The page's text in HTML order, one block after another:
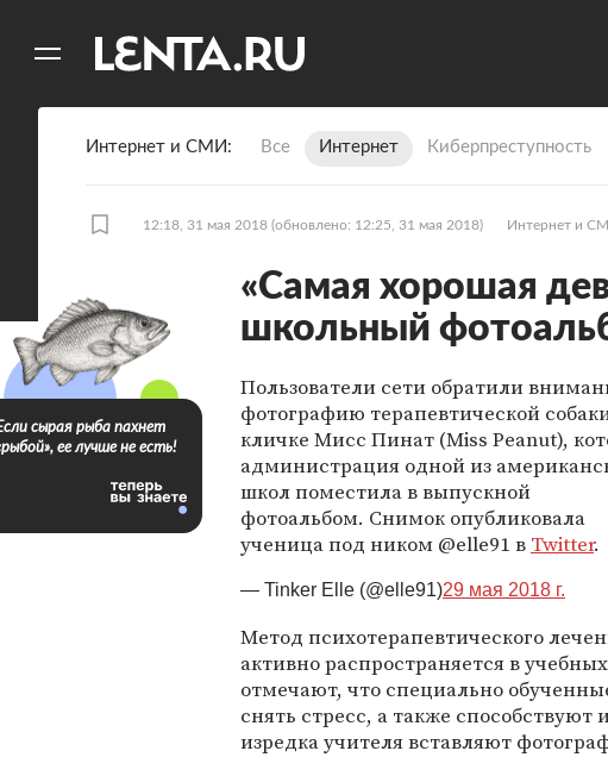
Интернет и СМИ Все Интернет Киберпреступность
12:18, 31 мая 2018 (обновлено: 12:25, 31 мая 2018) Интернет и
«Самая хорошая
школьный
Пользователи сети обратили
фотографию терапевтической
кличке Мисс Пинат (Miss Peanut),
администрация одной из
школ поместила в выпускной
фотоальбом. Снимок опубликовала
ученица под ником @elle91 в Twitter.
— Tinker Elle (@elle91)29 мая 2018 г.
Метод психотерапевтического
активно распространяется в
отмечают, что специально
снять стресс, а также
изредка учителя вставляют
сырая рыба пахнет
ее лучше не есть!